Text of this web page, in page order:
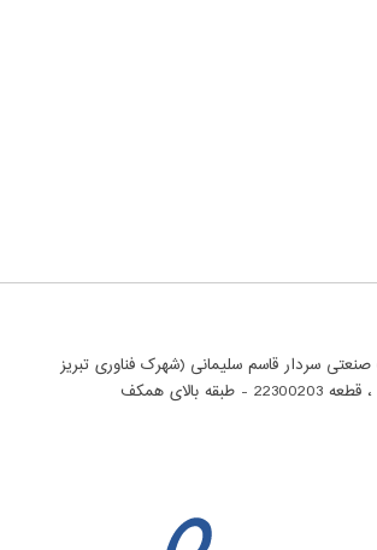
سردار قاسم سلیمانی (شهرک فناوری تبریز